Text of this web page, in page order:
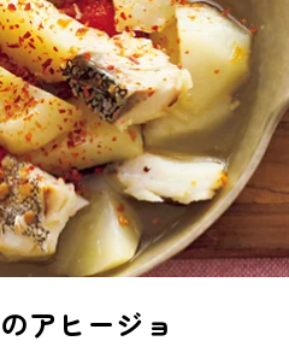
アヒージョ